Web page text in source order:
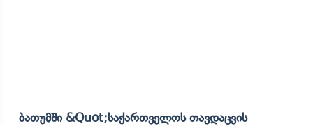
Ბათუმში &quot;საქართველოს Თავდაცვის